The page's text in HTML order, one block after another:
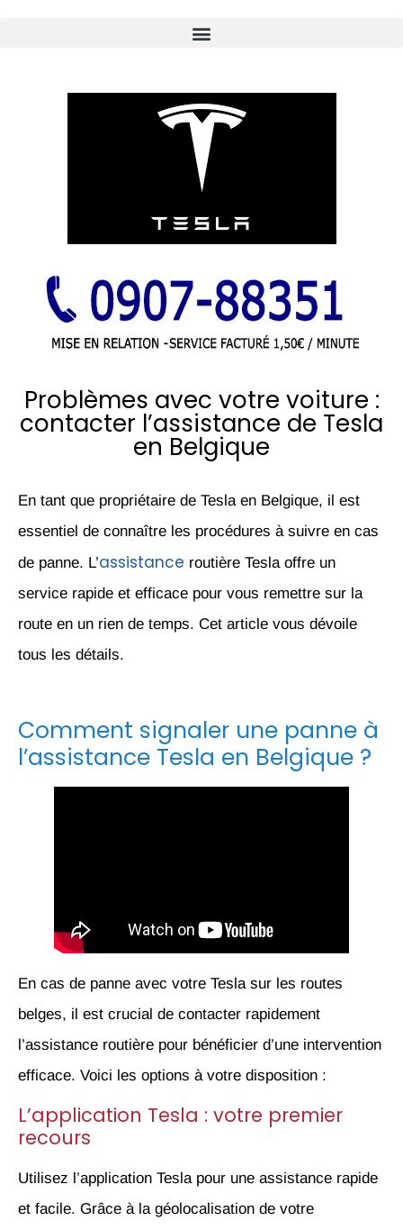
Problèmes avec votre voiture :
contacter l’assistance de Tesla
en Belgique
En tant que propriétaire de Tesla en Belgique, il est
essentiel de connaître les procédures à suivre en cas
de panne. L’assistance routière Tesla offre un
service rapide et efficace pour vous remettre sur la
route en un rien de temps. Cet article vous dévoile
tous les détails.
Comment signaler une panne à
l’assistance Tesla en Belgique ?
En cas de panne avec votre Tesla sur les routes
belges, il est crucial de contacter rapidement
l’assistance routière pour bénéficier d’une intervention
efficace. Voici les options à votre disposition :
L’application Tesla : votre premier
recours
Utilisez l’application Tesla pour une assistance rapide
et facile. Grâce à la géolocalisation de votre